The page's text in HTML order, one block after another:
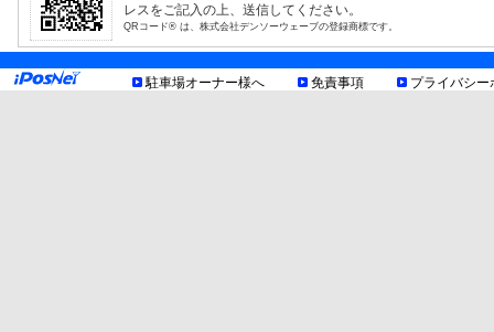
レスをご記入の上、送信してください。
QRコード® は、株式会社デンソーウェーブの登録商標です。
駐車場オーナー様へ 免責事項 プライバシー